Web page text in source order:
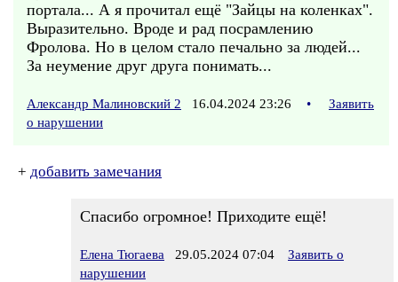
портала... А я прочитал ещё "Зайцы на коленках".
Выразительно. Вроде и рад посрамлению
Фролова. Но в целом стало печально за людей...
За неумение друг друга понимать...
Александр Малиновский 2 16.04.2024 23:26 •
Заявить
о нарушении
+ добавить замечания
Спасибо огромное! Приходите ещё!
Елена Тюгаева 29.05.2024 07:04
Заявить о
нарушении